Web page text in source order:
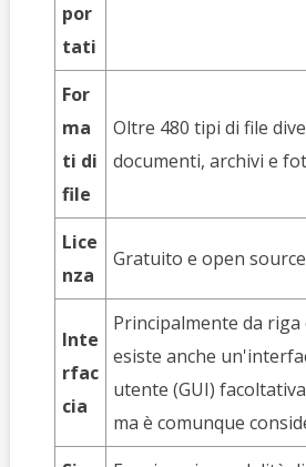
por
tati
For
ma
ti di
file
Oltre 480 tipi di file
documenti, archivi e
Lice
nza
Gratuito e open source
Inte
rfac
cia
Principalmente da riga
esiste anche
utente (GUI)
ma è comunque